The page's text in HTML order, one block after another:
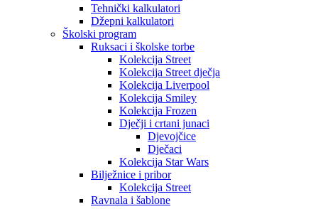
Tehnički kalkulatori
Džepni kalkulatori
Školski program
Ruksaci i školske torbe
Kolekcija Street
Kolekcija Street dječja
Kolekcija Liverpool
Kolekcija Smiley
Kolekcija Frozen
Dječji i crtani junaci
Djevojčice
Dječaci
Kolekcija Star Wars
Bilježnice i pribor
Kolekcija Street
Ravnala i šablone